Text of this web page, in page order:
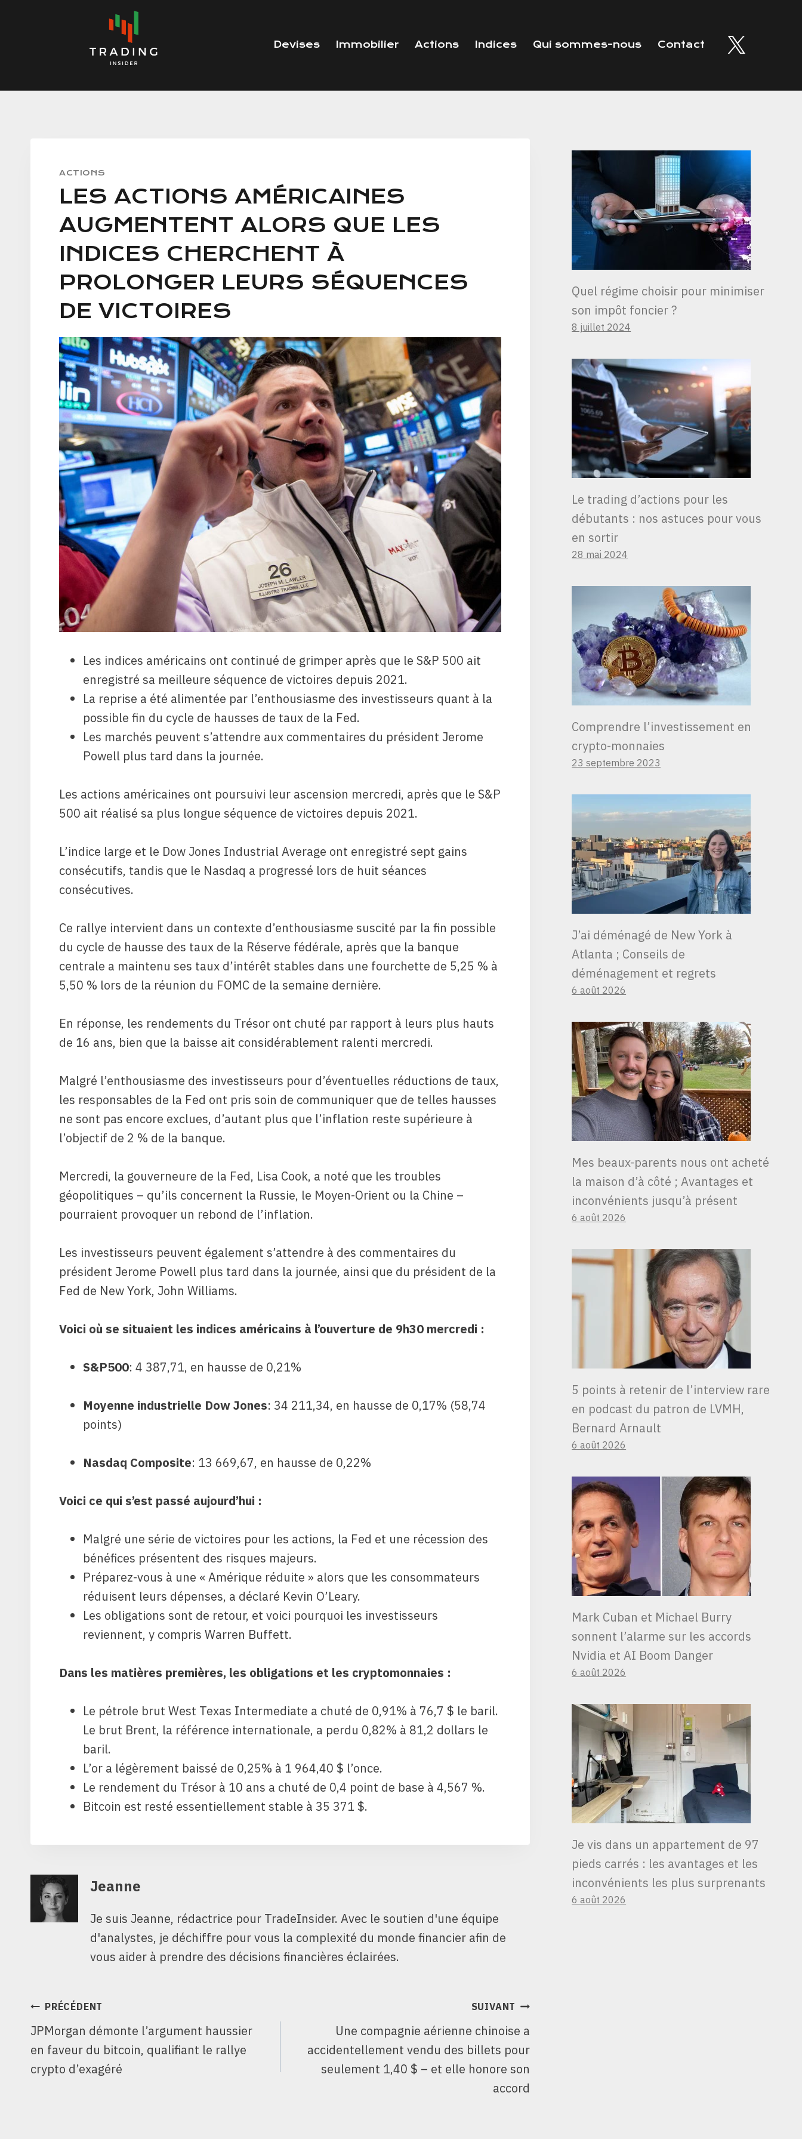
Devises Immobilier Actions Indices Qui sommes-nous Contact
ACTIONS
LES ACTIONS AMÉRICAINES
AUGMENTENT ALORS QUE LES
INDICES CHERCHENT À
PROLONGER LEURS SÉQUENCES
DE VICTOIRES
Les indices américains ont continué de grimper après que le S&P 500 ait
enregistré sa meilleure séquence de victoires depuis 2021.
La reprise a été alimentée par l’enthousiasme des investisseurs quant à la
possible fin du cycle de hausses de taux de la Fed.
Les marchés peuvent s’attendre aux commentaires du président Jerome
Powell plus tard dans la journée.
Les actions américaines ont poursuivi leur ascension mercredi, après que le S&P
500 ait réalisé sa plus longue séquence de victoires depuis 2021.
L’indice large et le Dow Jones Industrial Average ont enregistré sept gains
consécutifs, tandis que le Nasdaq a progressé lors de huit séances
consécutives.
Ce rallye intervient dans un contexte d’enthousiasme suscité par la fin possible
du cycle de hausse des taux de la Réserve fédérale, après que la banque
centrale a maintenu ses taux d’intérêt stables dans une fourchette de 5,25 % à
5,50 % lors de la réunion du FOMC de la semaine dernière.
En réponse, les rendements du Trésor ont chuté par rapport à leurs plus hauts
de 16 ans, bien que la baisse ait considérablement ralenti mercredi.
Malgré l’enthousiasme des investisseurs pour d’éventuelles réductions de taux,
les responsables de la Fed ont pris soin de communiquer que de telles hausses
ne sont pas encore exclues, d’autant plus que l’inflation reste supérieure à
l’objectif de 2 % de la banque.
Mercredi, la gouverneure de la Fed, Lisa Cook, a noté que les troubles
géopolitiques – qu’ils concernent la Russie, le Moyen-Orient ou la Chine –
pourraient provoquer un rebond de l’inflation.
Les investisseurs peuvent également s’attendre à des commentaires du
président Jerome Powell plus tard dans la journée, ainsi que du président de la
Fed de New York, John Williams.
Voici où se situaient les indices américains à l’ouverture de 9h30 mercredi :
S&P500: 4 387,71, en hausse de 0,21%
Moyenne industrielle Dow Jones: 34 211,34, en hausse de 0,17% (58,74
points)
Nasdaq Composite: 13 669,67, en hausse de 0,22%
Voici ce qui s’est passé aujourd’hui :
Malgré une série de victoires pour les actions, la Fed et une récession des
bénéfices présentent des risques majeurs.
Préparez-vous à une « Amérique réduite » alors que les consommateurs
réduisent leurs dépenses, a déclaré Kevin O’Leary.
Les obligations sont de retour, et voici pourquoi les investisseurs
reviennent, y compris Warren Buffett.
Dans les matières premières, les obligations et les cryptomonnaies :
Le pétrole brut West Texas Intermediate a chuté de 0,91% à 76,7 $ le baril.
Le brut Brent, la référence internationale, a perdu 0,82% à 81,2 dollars le
baril.
L’or a légèrement baissé de 0,25% à 1 964,40 $ l’once.
Le rendement du Trésor à 10 ans a chuté de 0,4 point de base à 4,567 %.
Bitcoin est resté essentiellement stable à 35 371 $.
Jeanne
Je suis Jeanne, rédactrice pour TradeInsider. Avec le soutien d'une équipe
d'analystes, je déchiffre pour vous la complexité du monde financier afin de
vous aider à prendre des décisions financières éclairées.
NAVIGATION
DE
L’ARTICLE
PRÉCÉDENT
JPMorgan démonte l’argument haussier
en faveur du bitcoin, qualifiant le rallye
crypto d’exagéré
SUIVANT
Une compagnie aérienne chinoise a
accidentellement vendu des billets pour
seulement 1,40 $ – et elle honore son
accord
Quel régime choisir pour minimiser
son impôt foncier ?
8 juillet 2024
Le trading d’actions pour les
débutants : nos astuces pour vous
en sortir
28 mai 2024
Comprendre l’investissement en
crypto-monnaies
23 septembre 2023
J’ai déménagé de New York à
Atlanta ; Conseils de
déménagement et regrets
6 août 2026
Mes beaux-parents nous ont acheté
la maison d’à côté ; Avantages et
inconvénients jusqu’à présent
6 août 2026
5 points à retenir de l’interview rare
en podcast du patron de LVMH,
Bernard Arnault
6 août 2026
Mark Cuban et Michael Burry
sonnent l’alarme sur les accords
Nvidia et AI Boom Danger
6 août 2026
Je vis dans un appartement de 97
pieds carrés : les avantages et les
inconvénients les plus surprenants
6 août 2026